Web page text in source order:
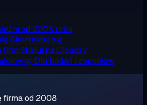
od 2008 roku
Skontaktuj się
firm Skaluj na Cloudzy
Dla badań i zespołów
firma od 2008